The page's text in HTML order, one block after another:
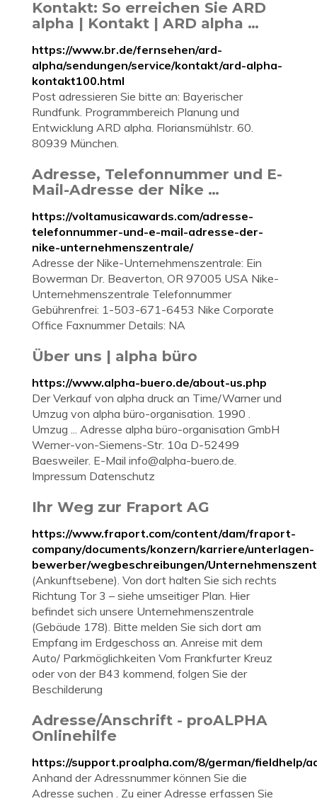
Kontakt: So erreichen Sie ARD
alpha | Kontakt | ARD alpha …
https://www.br.de/fernsehen/ard-
alpha/sendungen/service/kontakt/ard-alpha-
kontakt100.html
Post adressieren Sie bitte an: Bayerischer
Rundfunk. Programmbereich Planung und
Entwicklung ARD alpha. Floriansmühlstr. 60.
80939 München.
Adresse, Telefonnummer und E-
Mail-Adresse der Nike …
https://voltamusicawards.com/adresse-
telefonnummer-und-e-mail-adresse-der-
nike-unternehmenszentrale/
Adresse der Nike-Unternehmenszentrale: Ein
Bowerman Dr. Beaverton, OR 97005 USA Nike-
Unternehmenszentrale Telefonnummer
Gebührenfrei: 1-503-671-6453 Nike Corporate
Office Faxnummer Details: NA
Über uns | alpha büro
https://www.alpha-buero.de/about-us.php
Der Verkauf von alpha druck an Time/Warner und
Umzug von alpha büro-organisation. 1990 .
Umzug ... Adresse alpha büro-organisation GmbH
Werner-von-Siemens-Str. 10a D-52499
Baesweiler. E-Mail info@alpha-buero.de.
Impressum Datenschutz
Ihr Weg zur Fraport AG
https://www.fraport.com/content/dam/fraport-
company/documents/konzern/karriere/unterlagen-
bewerber/wegbeschreibungen/
(Ankunftsebene). Von dort halten Sie sich rechts
Richtung Tor 3 – siehe umseitiger Plan. Hier
befindet sich unsere Unternehmenszentrale
(Gebäude 178). Bitte melden Sie sich dort am
Empfang im Erdgeschoss an. Anreise mit dem
Auto/ Parkmöglichkeiten Vom Frankfurter Kreuz
oder von der B43 kommend, folgen Sie der
Beschilderung
Adresse/Anschrift - proALPHA
Onlinehilfe
https://support.proalpha.com/8/german/fieldhelp/
Anhand der Adressnummer können Sie die
Adresse suchen . Zu einer Adresse erfassen Sie